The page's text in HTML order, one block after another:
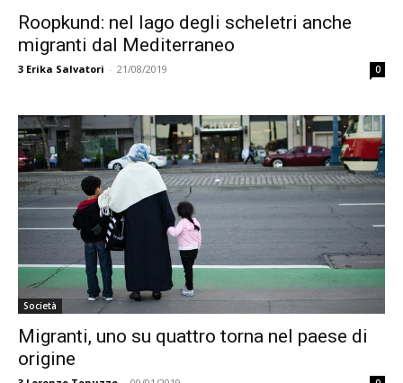
Roopkund: nel lago degli scheletri anche
migranti dal Mediterraneo
3 Erika Salvatori - 21/08/2019 0
Società
Migranti, uno su quattro torna nel paese di
origine